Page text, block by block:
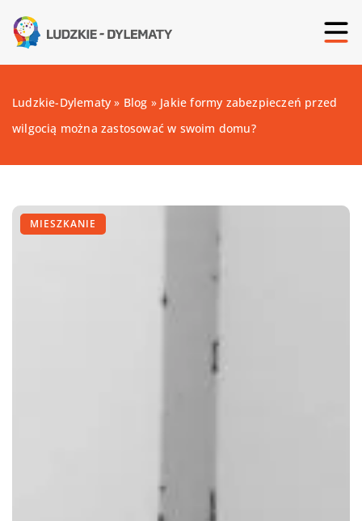
Ludzkie-Dylematy » Blog » Jakie formy zabezpieczeń przed
wilgocią można zastosować w swoim domu?
MIESZKANIE